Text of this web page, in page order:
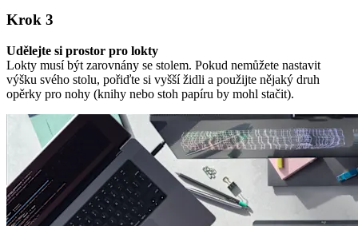
Krok 3
Udělejte si prostor pro lokty
Lokty musí být zarovnány se stolem. Pokud nemůžete nastavit
výšku svého stolu, pořiďte si vyšší židli a použijte nějaký druh
opěrky pro nohy (knihy nebo stoh papíru by mohl stačit).